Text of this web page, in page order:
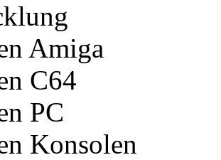
Amiga
C64
PC
Konsolen